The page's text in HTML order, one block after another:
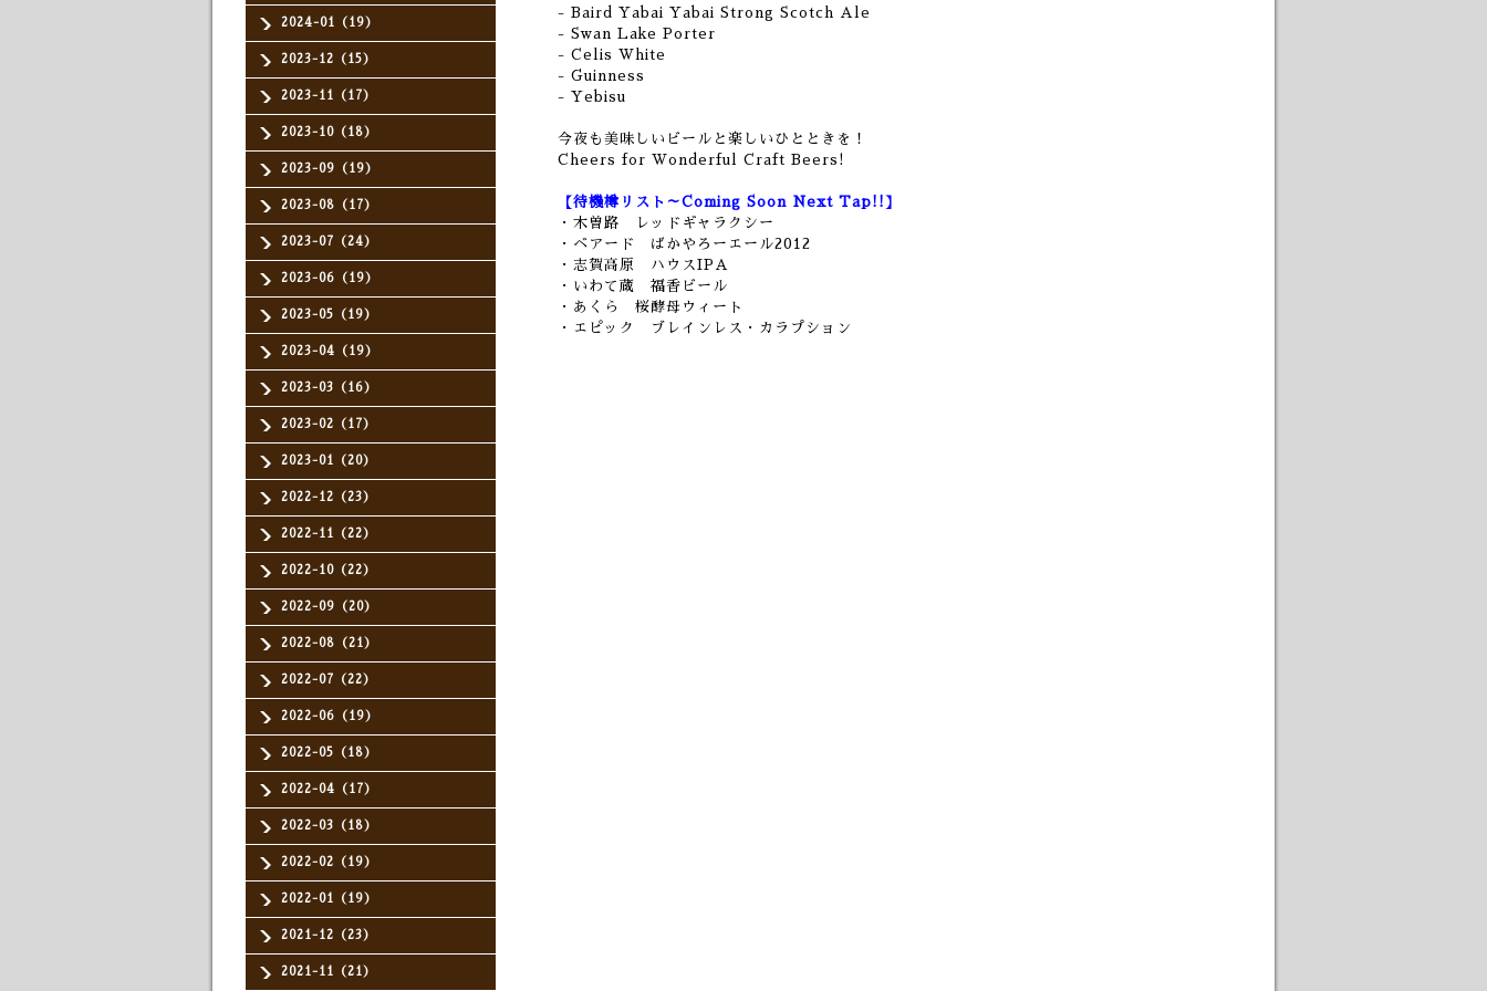
2024-01（19）
2023-12（15）
2023-11（17）
2023-10（18）
2023-09（19）
2023-08（17）
2023-07（24）
2023-06（19）
2023-05（19）
2023-04（19）
2023-03（16）
2023-02（17）
2023-01（20）
2022-12（23）
2022-11（22）
2022-10（22）
2022-09（20）
2022-08（21）
2022-07（22）
2022-06（19）
2022-05（18）
2022-04（17）
2022-03（18）
2022-02（19）
2022-01（19）
2021-12（23）
2021-11（21）
- Baird Yabai Yabai Strong Scotch Ale
- Swan Lake Porter
- Celis White
- Guinness
- Yebisu
今夜も美味しいビールと楽しいひとときを！
Cheers for Wonderful Craft Beers!
【待機樽リスト～Coming Soon Next Tap!!】
・木曽路 レッドギャラクシー
・ベアード ばかやろーエール2012
・志賀高原 ハウスIPA
・いわて蔵 福香ビール
・あくら 桜酵母ウィート
・エピック ブレインレス・カラプション